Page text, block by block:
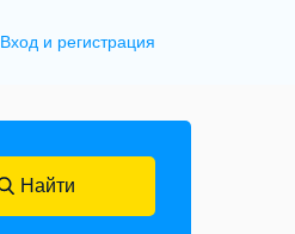
Вход и регистрация
Найти